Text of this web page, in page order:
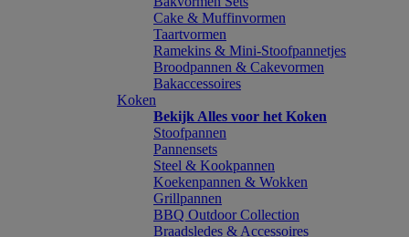
Cake & Muffinvormen
Taartvormen
Ramekins & Mini-Stoofpannetjes
Broodpannen & Cakevormen
Bakaccessoires
Koken
Bekijk Alles voor het Koken
Stoofpannen
Pannensets
Steel & Kookpannen
Koekenpannen & Wokken
Grillpannen
BBQ Outdoor Collection
Braadsledes & Accessoires